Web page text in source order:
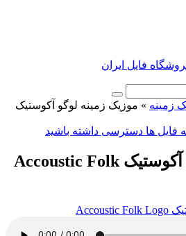
زمینه » موزیک زمینه لوگو آکوستیک
موزیک زمینه لوگو آکوستیک Accoustic Folk